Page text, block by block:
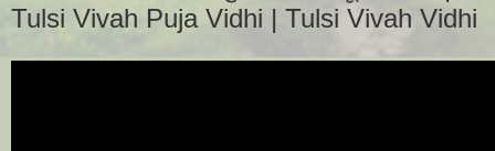
Tulsi Vivah Puja Vidhi | Tulsi Vivah Vidhi